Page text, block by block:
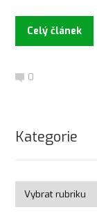
Celý článek
0
Kategorie